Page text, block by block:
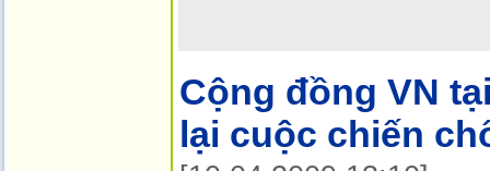
Cộng đồng VN
lại cuộc chiến